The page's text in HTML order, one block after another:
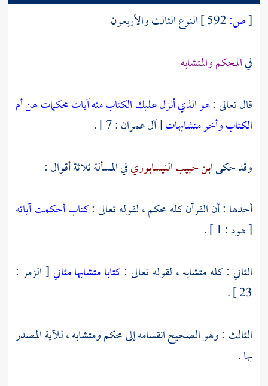
[ص:
النوع الثالث والأربعون
فيالمحكم والمتشابه
قال تعالى :هو الذي أنزل عليك الكتاب منه آيات محكمات هن أم
الكتاب وأخر متشابهات[ آل عمران : 7 ] .
وقد حكىابن حبيب النيسابوريفي المسألة ثلاثة أقوال :
أحدها : أن القرآن كله محكم ، لقوله تعالى :كتاب أحكمت آياته
[ هود : 1 ] .
الثاني : كله متشابه ، لقوله تعالى :كتابا متشابها مثاني[ الزمر :
23 ] .
الثالث : وهو الصحيح انقسامه إلى محكم ومتشابه ، للآية المصدر
بها .